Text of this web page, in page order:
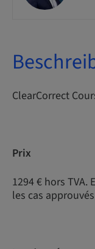
ClearCorrect
Prix
1294 € hors
les cas